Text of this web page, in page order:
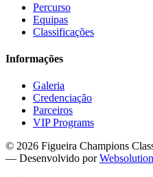
Percurso
Equipas
Classificações
Informações
Galeria
Credenciação
Parceiros
VIP Programs
© 2026 Figueira Champions
— Desenvolvido porWebsolution